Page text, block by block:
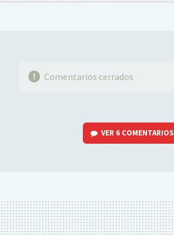
FACEBOOKTWITTERFLIPBOARD
E-
WHATSAPP
Comentarios cerrados
VER 6 COMENTARIOS